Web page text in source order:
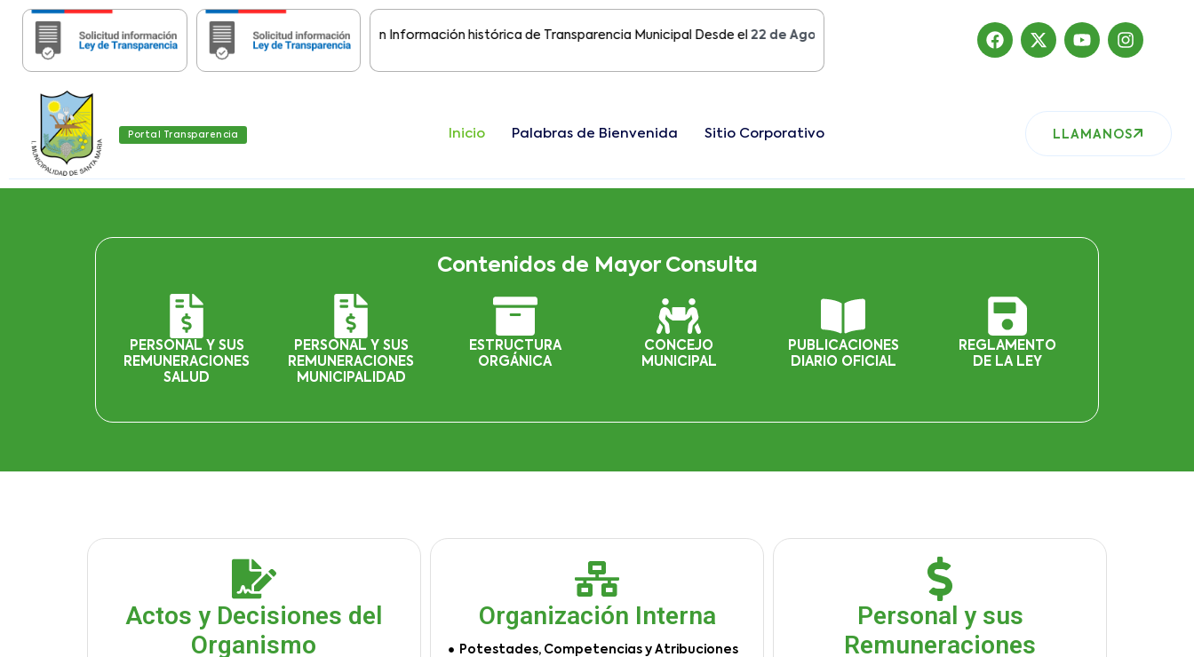
Importante: Estas páginas contienen Información histórica de Transparencia Municipal Desde el22 de Agosto del 2019 , nuestro sitio ha migrado
Portal Transparencia Inicio Palabras de Bienvenida Sitio Corporativo LLAMANOS
Contenidos de Mayor Consulta
PERSONAL Y SUS
REMUNERACIONES
SALUD
PERSONAL Y SUS
REMUNERACIONES
MUNICIPALIDAD
ESTRUCTURA
ORGÁNICA
CONCEJO
MUNICIPAL
PUBLICACIONES
DIARIO OFICIAL
REGLAMENTO
DE LA LEY
Actos y Decisiones del
Organismo
Organización Interna
Potestades, Competencias y Atribuciones
Personal y sus
Remuneraciones